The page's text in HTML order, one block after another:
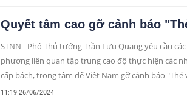
Quyết tâm cao gỡ cảnh báo
STNN - Phó Thủ tướng Trần Lưu Quang yêu cầu
phương liên quan tập trung cao độ thực hiện các
cấp bách, trọng tâm để Việt Nam gỡ cảnh báo "Thẻ
11:19 26/06/2024